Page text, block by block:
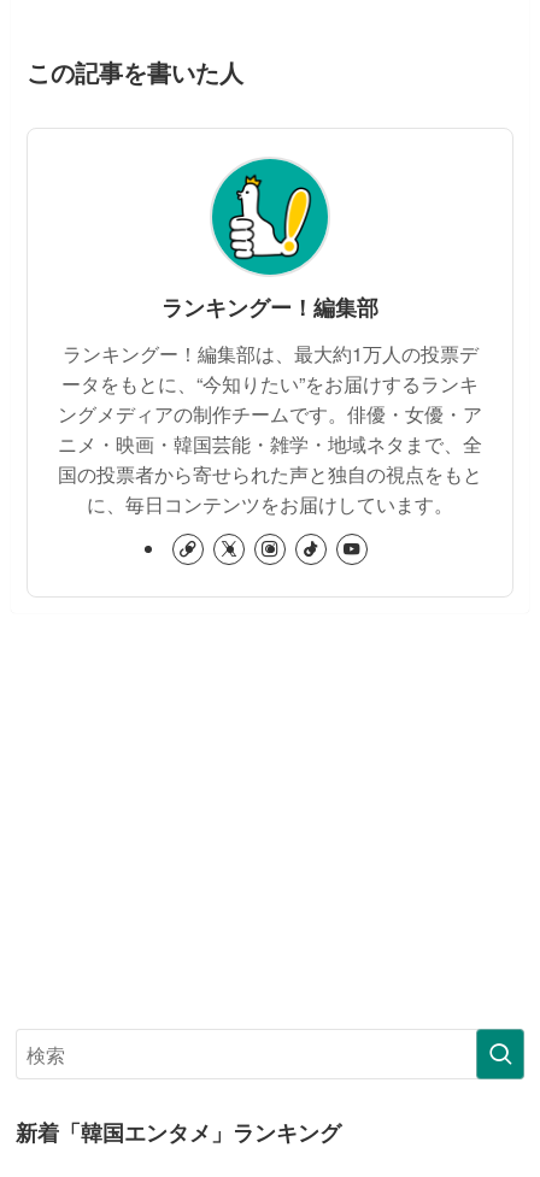
この記事を書いた人
ランキングー！編集部
ランキングー！編集部は、最大約1万人の投票デ
ータをもとに、“今知りたい”をお届けするランキ
ングメディアの制作チームです。俳優・女優・ア
ニメ・映画・韓国芸能・雑学・地域ネタまで、全
国の投票者から寄せられた声と独自の視点をもと
に、毎日コンテンツをお届けしています。
新着「韓国エンタメ」ランキング